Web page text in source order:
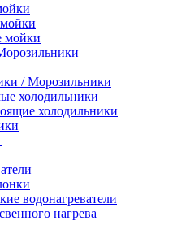
мойки
/ Морозильники
холодильники
холодильники
водонагреватели
нагрева